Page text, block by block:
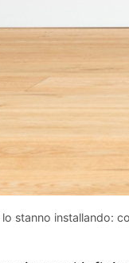
stanno installando: